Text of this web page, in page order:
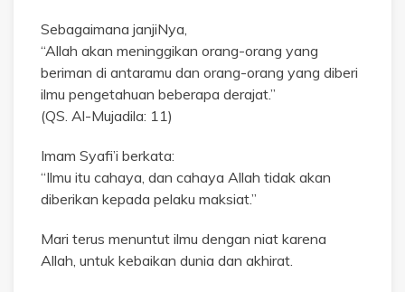
Sebagaimana janjiNya,
“Allah akan meninggikan orang-orang yang
beriman di antaramu dan orang-orang yang diberi
ilmu pengetahuan beberapa derajat.”
(QS. Al-Mujadila: 11)
Imam Syafi’i berkata:
“Ilmu itu cahaya, dan cahaya Allah tidak akan
diberikan kepada pelaku maksiat.”
Mari terus menuntut ilmu dengan niat karena
Allah, untuk kebaikan dunia dan akhirat.